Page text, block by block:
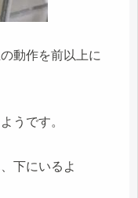
動作を前以上に
うです。
下にいるよ